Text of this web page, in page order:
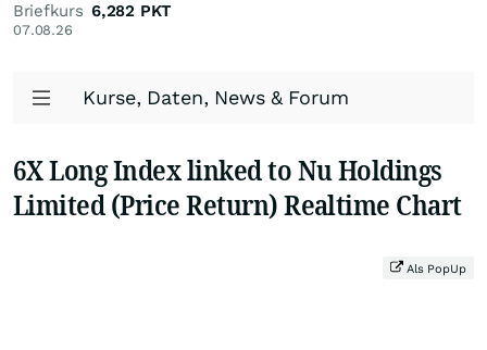
Briefkurs
07.08.26
6,282 PKT
Kurse, Daten, News & Forum
6X Long Index linked to Nu Holdings
Limited (Price Return) Realtime Chart
Als PopUp